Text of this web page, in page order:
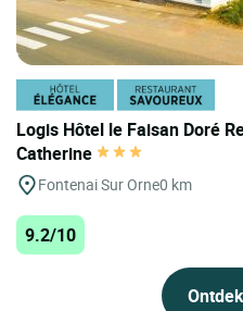
Logis Hôtel le Faisan Doré
Catherine
Fontenai Sur Orne0 km
9.2/10
Ontdek